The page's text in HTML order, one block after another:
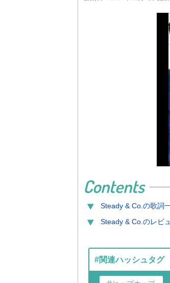
Contents
Steady & Co. の歌詞
Steady & Co. のレビ
#関連ハッシュタグ